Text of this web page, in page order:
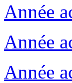
Année
Année
Année